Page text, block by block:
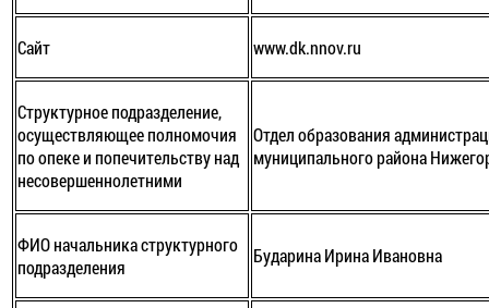
Сайт www.dk.nnov.ru
Структурное подразделение,
осуществляющее полномочия
по опеке и попечительству над
несовершеннолетними
Отдел образования
муниципального района
ФИО начальника структурного
подразделения
Бударина Ирина Ивановна